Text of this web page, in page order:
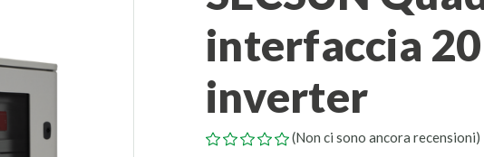
interfaccia
inverter
(Non ci sono ancora recensioni)